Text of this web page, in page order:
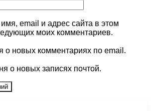
email и адрес сайта в этом
моих комментариев.
о новых комментариях по email.
о новых записях почтой.